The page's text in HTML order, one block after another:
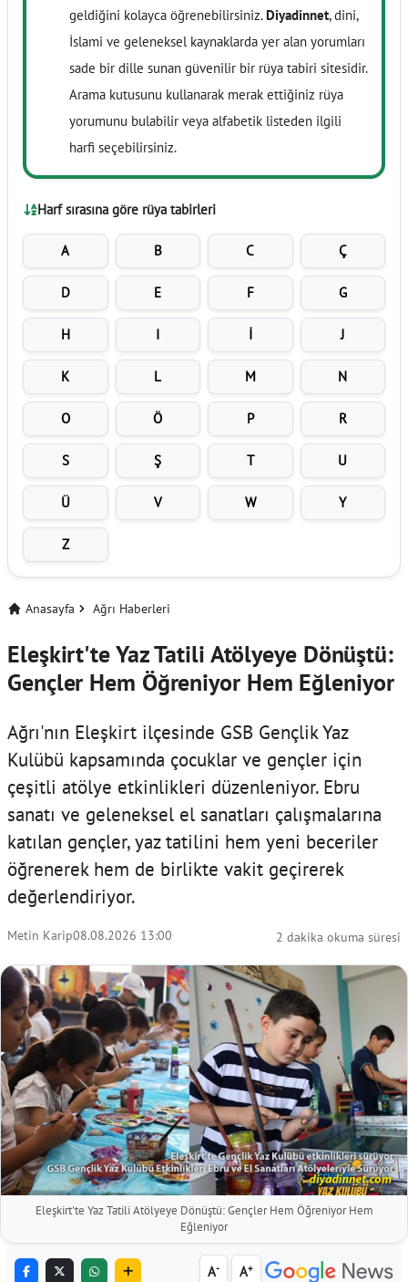
geldiğini kolayca öğrenebilirsiniz. Diyadinnet, dini,
İslami ve geleneksel kaynaklarda yer alan yorumları
sade bir dille sunan güvenilir bir rüya tabiri sitesidir.
Arama kutusunu kullanarak merak ettiğiniz rüya
yorumunu bulabilir veya alfabetik listeden ilgili
harfi seçebilirsiniz.
Harf sırasına göre rüya tabirleri
A B C Ç
D E F G
H I İ J
K L M N
O Ö P R
S Ş T U
Ü V W Y
Z
Anasayfa Ağrı Haberleri
Eleşkirt'te Yaz Tatili Atölyeye Dönüştü:
Gençler Hem Öğreniyor Hem Eğleniyor
Ağrı'nın Eleşkirt ilçesinde GSB Gençlik Yaz
Kulübü kapsamında çocuklar ve gençler için
çeşitli atölye etkinlikleri düzenleniyor. Ebru
sanatı ve geleneksel el sanatları çalışmalarına
katılan gençler, yaz tatilini hem yeni beceriler
öğrenerek hem de birlikte vakit geçirerek
değerlendiriyor.
Metin Karip08.08.2026 13:00 2 dakika okuma süresi
Eleşkirt'te Yaz Tatili Atölyeye Dönüştü: Gençler Hem Öğreniyor Hem
Eğleniyor
A- A+